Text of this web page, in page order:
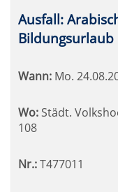
Ausfall:
Bildungsurlaub
Wann: Mo.
Wo: Städt.
108
Nr.:T477011